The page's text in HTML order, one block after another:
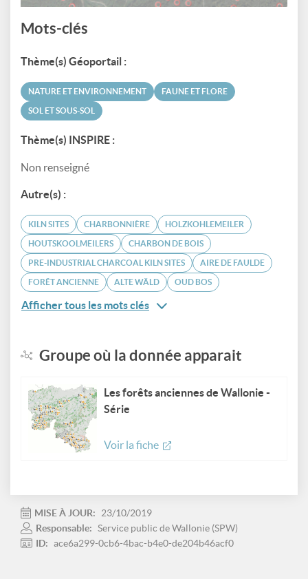
Mots-clés
Thème(s) Géoportail :
NATURE ET ENVIRONNEMENT FAUNE ET FLORE
SOL ET SOUS-SOL
Thème(s) INSPIRE :
Non renseigné
Autre(s) :
KILN SITES CHARBONNIÈRE HOLZKOHLEMEILER
HOUTSKOOLMEILERS CHARBON DE BOIS
PRE-INDUSTRIAL CHARCOAL KILN SITES AIRE DE FAULDE
FORÊT ANCIENNE ALTE WÄLD OUD BOS
Afficher tous les mots clés
Groupe où la donnée apparait
Les forêts anciennes de Wallonie -
Série
Voir la fiche
MISE À JOUR:
23/10/2019
Responsable: Service public de Wallonie (SPW)
ID: ace6a299-0cb6-4bac-b4e0-de204b46acf0